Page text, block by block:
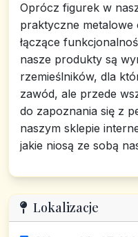
Oprócz figurek w
praktyczne
łączące
nasze produkty są
rzemieślników, dla
zawód, ale przede
do zapoznania się z
naszym sklepie
jakie niosą ze sobą
Lokalizacje